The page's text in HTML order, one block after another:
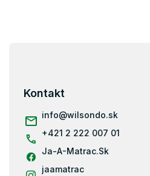
Kontakt
info@wilsondo.sk
+421 2 222 007 01
Ja-A-Matrac.Sk
jaamatrac